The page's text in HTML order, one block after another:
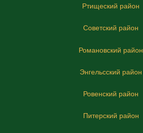
Ртищеский район
Советский район
Романовский район
Энгельсский район
Ровенский район
Питерский район